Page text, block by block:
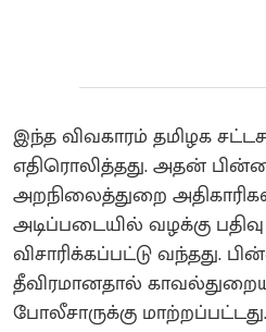
இந்த விவகாரம் தமிழக
எதிரொலித்தது. அதன்
அறநிலைத்துறை
அடிப்படையில் வழக்கு
விசாரிக்கப்பட்டு வந்தது.
தீவிரமானதால்
போலீசாருக்கு மாற்றப்பட்டது.